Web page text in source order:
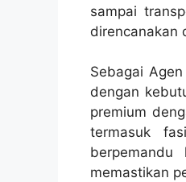
sampai
direncanakan
Sebagai
dengan
premium
termasuk
memastikan